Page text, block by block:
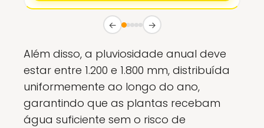
← →
Além disso, a pluviosidade anual deve
estar entre 1.200 e 1.800 mm, distribuída
uniformemente ao longo do ano,
garantindo que as plantas recebam
água suficiente sem o risco de